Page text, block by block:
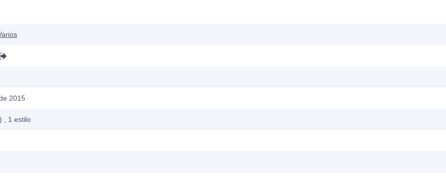
2015
, 1 estilo